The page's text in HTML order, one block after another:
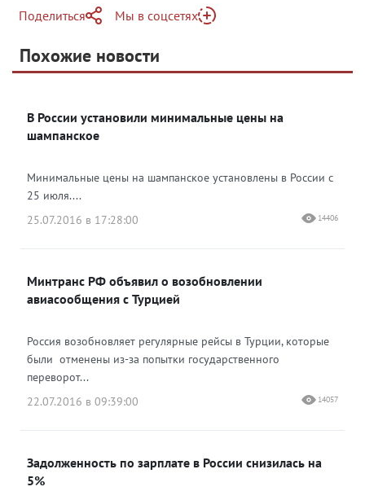
Поделиться
Telegram
Одноклассники
Мы в соцсетях
Яндекс Дзен
Похожие новости
В России установили минимальные цены на
шампанское
Минимальные цены на шампанское установлены в России с
25 июля....
25.07.2016 в 17:28:00
14406
Минтранс РФ объявил о возобновлении
авиасообщения с Турцией
Россия возобновляет регулярные рейсы в Турции, которые
были отменены из-за попытки государственного
переворот...
22.07.2016 в 09:39:00
14057
Задолженность по зарплате в России снизилась на
5%